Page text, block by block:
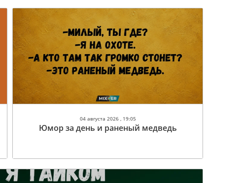
04 августа 2026 , 19:05
Юмор за день и раненый медведь